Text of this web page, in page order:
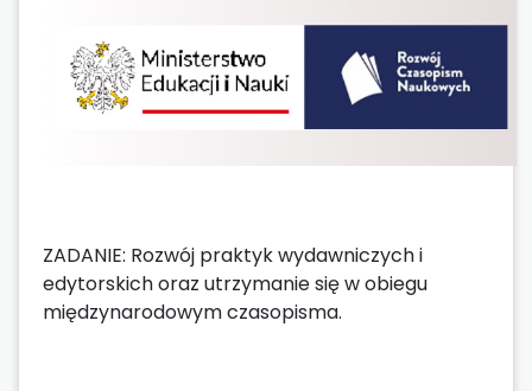
ZADANIE: Rozwój praktyk wydawniczych i
edytorskich oraz utrzymanie się w obiegu
międzynarodowym czasopisma.